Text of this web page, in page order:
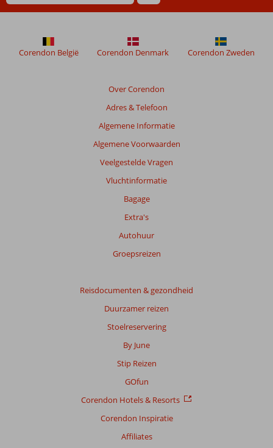
Over Corendon
Adres & Telefoon
Algemene Informatie
Algemene Voorwaarden
Veelgestelde Vragen
Vluchtinformatie
Bagage
Extra's
Autohuur
Groepsreizen
Reisdocumenten & gezondheid
Duurzamer reizen
Stoelreservering
By June
Stip Reizen
GOfun
Corendon Hotels & Resorts
Corendon Inspiratie
Affiliates
Corendon België Corendon Denmark Corendon Zweden